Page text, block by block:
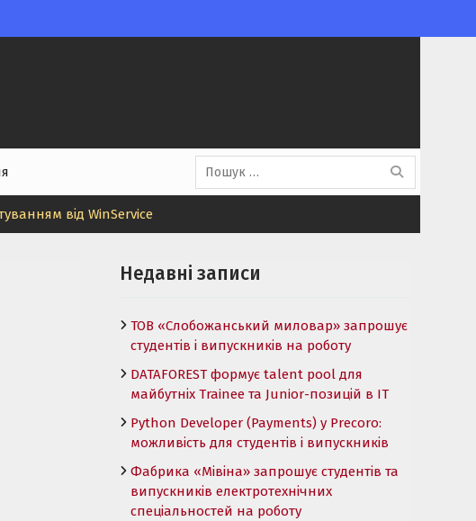
Пошук:
від WinService
Недавні записи
ТОВ «Слобожанський миловар» запрошує
студентів і випускників на роботу
DATAFOREST формує talent pool для
майбутніх Trainee та Junior-позицій в ІТ
Python Developer (Payments) у Precoro:
можливість для студентів і випускників
Фабрика «Мівіна» запрошує студентів та
випускників електротехнічних
спеціальностей на роботу